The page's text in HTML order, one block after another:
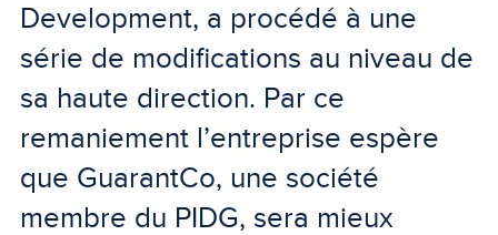
Development, a procédé à une
série de modifications au niveau de
sa haute direction. Par ce
remaniement l’entreprise espère
que GuarantCo, une société
membre du PIDG, sera mieux